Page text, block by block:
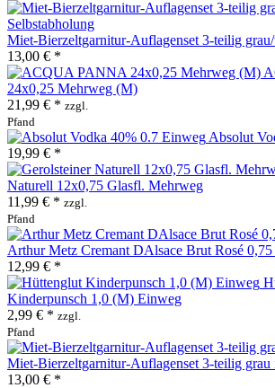
Miet-Bierzeltgarnitur-Auflagenset 3-teilig
13,00 € *
24x0,25 Mehrweg (M)
21,99 € * zzgl.
Pfand
Absolut
19,99 € *
Naturell 12x0,75 Glasfl. Mehrweg
11,99 € * zzgl.
Pfand
Arthur Metz Cremant DAlsace Brut Rosé
12,99 € *
Kinderpunsch 1,0 (M) Einweg
2,99 € * zzgl.
Pfand
Miet-Bierzeltgarnitur-Auflagenset 3-teilig
13,00 € *